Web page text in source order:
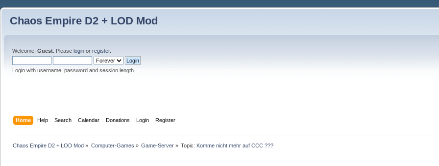
Chaos Empire D2 + LOD Mod
Welcome, Guest . Please login or register.
Login with username, password and session length
Home Help Search Calendar Donations Login Register
Chaos Empire D2 + LOD Mod » Computer-Games » Game-Server» Topic: Komme nicht mehr auf CCC ???